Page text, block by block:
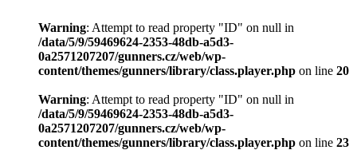
Warning: Attempt to read property "ID" on null in
/data/5/9/59469624-2353-48db-a5d3-
0a2571207207/gunners.cz/web/wp-
content/themes/gunners/library/class.player.php on line 20
Warning: Attempt to read property "ID" on null in
/data/5/9/59469624-2353-48db-a5d3-
0a2571207207/gunners.cz/web/wp-
content/themes/gunners/library/class.player.php on line 23